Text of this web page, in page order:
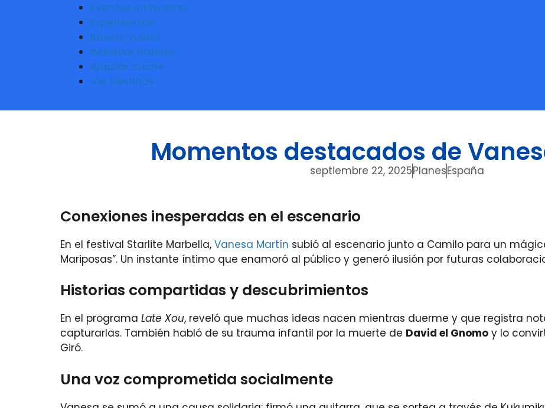
Eventos en tu zona
Experiencias
Buscar vuelos
Reservar hoteles
Alquilar coche
Ver Destinos
Momentos destacados de
septiembre 22, 2025PlanesEspaña
Conexiones inesperadas en el escenario
En el festival Starlite Marbella, Vanesa Martín subió al escenario junto a Camilo para un
Mariposas”. Un instante íntimo que enamoró al público y generó ilusión por futuras
Historias compartidas y descubrimientos
En el programa Late Xou, reveló que muchas ideas nacen mientras duerme y que registra
capturarlas. También habló de su trauma infantil por la muerte de David el Gnomo y lo
Giró.
Una voz comprometida socialmente